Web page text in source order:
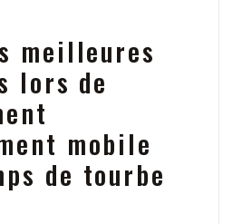
meilleures
lors de
mobile
de tourbe